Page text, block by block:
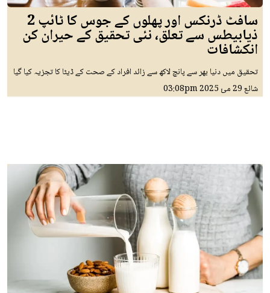
سافٹ ڈرنکس اور پھلوں کے جوس کا ٹائپ 2
ذیابیطس سے تعلق، نئی تحقیق کے حیران کن
انکشافات
تحقیق میں دنیا بھر سے پانچ لاکھ سے زائد افراد کے صحت کے ڈیٹا کا تجزیہ کیا گیا
شائع29 مئ 2025 03:08pm